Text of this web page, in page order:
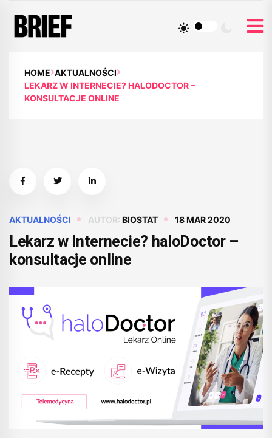
HOME AKTUALNOŚCI
LEKARZ W INTERNECIE? HALODOCTOR –
KONSULTACJE ONLINE
AKTUALNOŚCI AUTOR: BIOSTAT 18 MAR 2020
Lekarz w Internecie? haloDoctor –
konsultacje online